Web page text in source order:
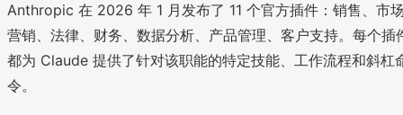
Anthropic 在 2026 年 1 月发布了 11 个官方插件：销售、市
营销、法律、财务、数据分析、产品管理、客户支持。每个插
都为 Claude 提供了针对该职能的特定技能、工作流程和斜杠
令。